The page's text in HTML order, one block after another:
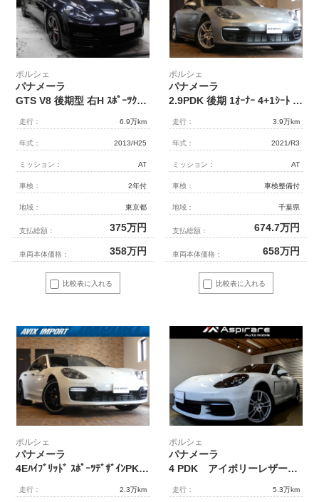
比較表に入れる
ポルシェ
パナメーラ
GTS V8 後期型 右H ｽﾎﾟｰﾂｸﾛﾉPKG ｶﾞﾗｽSR 黒革 全席ｼｰﾄﾋｰﾀｰ 18wayﾊﾟﾜｰｼｰﾄ ｶｰﾎﾞﾝｲﾝﾃﾘｱPKG 純正ﾅﾋﾞ BOSEｻｳﾝﾄﾞ Bｶﾒﾗ＆PAS ｸﾙｺﾝ 専用ﾊﾞｲｷｾﾉﾝHL(PDLS付) PASMｴｱｻｽ ｽﾎﾟｰﾂｴｸﾞｿﾞｰｽﾄ 赤ｷｬﾘﾊﾟｰ 純正20AW
走行： 6.9万km
年式： 2013/H25
ミッション： AT
車検： 2年付
地域： 東京都
支払総額： 375万円
車両本体価格： 358万円
比較表に入れる
ポルシェ
パナメーラ
2.9PDK 後期 1ｵｰﾅｰ 4+1ｼｰﾄ ﾘｱｱｸｽﾙｽﾃｱﾘﾝｸﾞ ﾊﾟﾉﾗﾏSR 黒革 PCMﾅﾋﾞ360°ｶﾒﾗ PAS 14WAYｼｰﾄ ｼｰﾄﾋｰﾀｰ ﾍﾞﾝﾁﾚｰｼｮﾝ PorscheActiveSafe ACC LKA LCA 渋滞A ｴﾝﾄﾘｰD ｱﾝﾋﾞｴﾝﾄ 4ｿﾞｰﾝAC ﾀﾞｰｸｳｫｰﾙﾅｯﾄPKG ｿﾌﾄｸﾛｰｽﾞ LEDﾗｲﾄ ｴｱｻｽ 19AW
走行： 3.9万km
年式： 2021/R3
ミッション： AT
車検： 車検整備付
地域： 千葉県
支払総額： 674.7万円
車両本体価格： 658万円
ポルシェ
パナメーラ
4Eﾊｲﾌﾞﾘｯﾄﾞ ｽﾎﾟｰﾂﾃﾞｻﾞｲﾝPKG ｽﾎﾟｰﾂｸﾛﾉPKG ﾊﾟﾉﾗﾏSR 黒革 ﾅﾋﾞ 全周囲 AppleCarPlay LKA ｴｱｻｽ ｱﾝﾋﾞｴﾝﾄ 4ｿﾞｰﾝAC PCｸﾚｽﾄ ｽﾎﾟｴｸﾞ Pｼｰﾄﾒﾓﾘｰ付 前席ｼｰﾄﾋｰﾀｰ PDLS⁺ﾏﾄﾘｸｽLED RSｽﾊﾟｲﾀﾞｰ21AW
走行： 2.3万km
ポルシェ
パナメーラ
4 PDK アイボリーレザーシート ポルシェエントリードライブ シートヒーター メモリー付きパワーシート PASMエアサスペンション LEDヘッドライト 19インチアルミホイール
走行： 5.3万km